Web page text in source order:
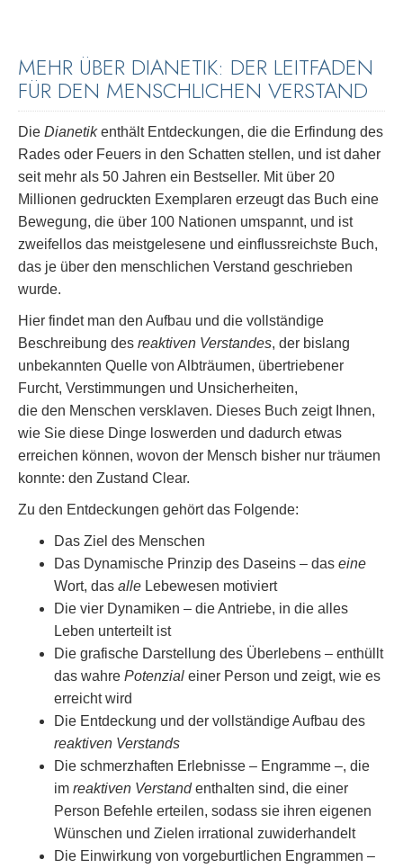
MEHR ÜBER DIANETIK: DER LEITFADEN
FÜR DEN MENSCHLICHEN VERSTAND
Die Dianetikenthält Entdeckungen, die die Erfindung des
Rades oder Feuers in den Schatten stellen, und ist daher
seit mehr als 50 Jahren ein Bestseller. Mit über 20
Millionen gedruckten Exemplaren erzeugt das Buch eine
Bewegung, die über 100 Nationen umspannt, und ist
zweifellos das meistgelesene und einflussreichste Buch,
das je über den menschlichen Verstand geschrieben
wurde.
Hier findet man den Aufbau und die vollständige
Beschreibung des reaktiven Verstandes, der bislang
unbekannten Quelle von Albträumen, übertriebener
Furcht, Verstimmungen und Unsicherheiten,
die den Menschen versklaven. Dieses Buch zeigt Ihnen,
wie Sie diese Dinge loswerden und dadurch etwas
erreichen können, wovon der Mensch bisher nur träumen
konnte: den Zustand Clear.
Zu den Entdeckungen gehört das Folgende:
Das Ziel des Menschen
Das Dynamische Prinzip des Daseins – das eine
Wort, das alle Lebewesen motiviert
Die vier Dynamiken – die Antriebe, in die alles
Leben unterteilt ist
Die grafische Darstellung des Überlebens – enthüllt
das wahre Potenzial einer Person und zeigt, wie es
erreicht wird
Die Entdeckung und der vollständige Aufbau des
reaktiven Verstands
Die schmerzhaften Erlebnisse – Engramme –, die
im reaktiven Verstandenthalten sind, die einer
Person Befehle erteilen, sodass sie ihren eigenen
Wünschen und Zielen irrational zuwiderhandelt
Die Einwirkung von vorgeburtlichen Engrammen –